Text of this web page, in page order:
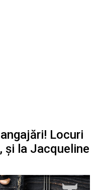
Locuri
și la Jacqueline